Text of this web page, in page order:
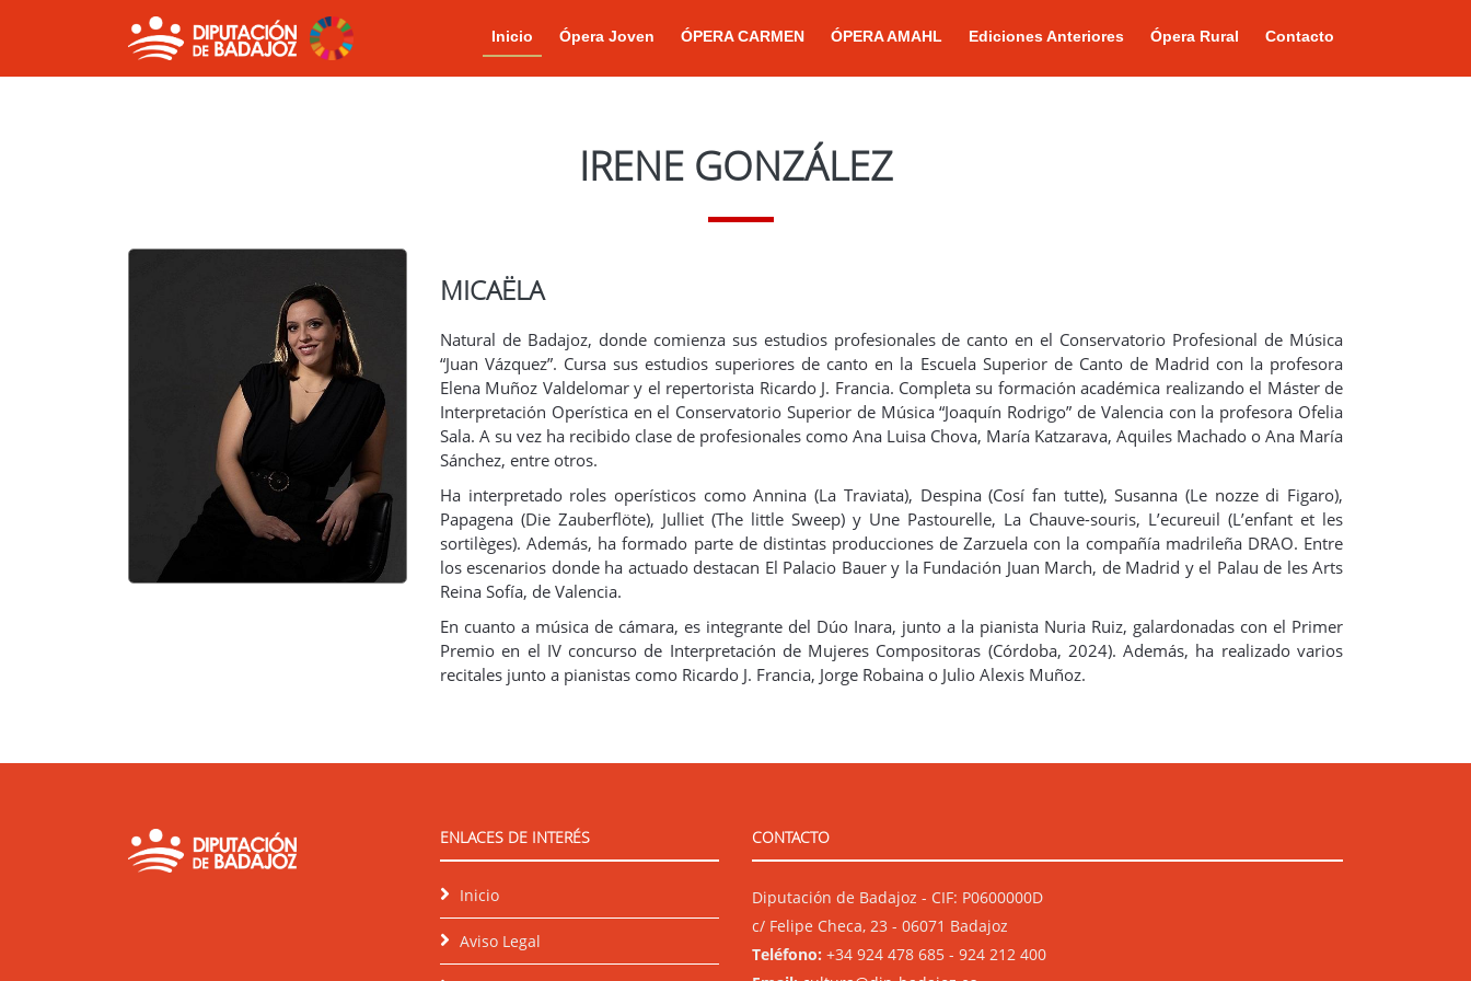
Inicio Ópera Joven ÓPERA CARMEN ÓPERA AMAHL Ediciones Anteriores Ópera Rural Contacto
IRENE GONZÁLEZ
MICAËLA
Natural de Badajoz, donde comienza sus estudios profesionales de canto en el Conservatorio Profesional de Música
“Juan Vázquez”. Cursa sus estudios superiores de canto en la Escuela Superior de Canto de Madrid con la profesora
Elena Muñoz Valdelomar y el repertorista Ricardo J. Francia. Completa su formación académica realizando el Máster de
Interpretación Operística en el Conservatorio Superior de Música “Joaquín Rodrigo” de Valencia con la profesora Ofelia
Sala. A su vez ha recibido clase de profesionales como Ana Luisa Chova, María Katzarava, Aquiles Machado o Ana María
Sánchez, entre otros.
Ha interpretado roles operísticos como Annina (La Traviata), Despina (Cosí fan tutte), Susanna (Le nozze di Figaro),
Papagena (Die Zauberflöte), Julliet (The little Sweep) y Une Pastourelle, La Chauve-souris, L’ecureuil (L’enfant et les
sortilèges). Además, ha formado parte de distintas producciones de Zarzuela con la compañía madrileña DRAO. Entre
los escenarios donde ha actuado destacan El Palacio Bauer y la Fundación Juan March, de Madrid y el Palau de les Arts
Reina Sofía, de Valencia.
En cuanto a música de cámara, es integrante del Dúo Inara, junto a la pianista Nuria Ruiz, galardonadas con el Primer
Premio en el IV concurso de Interpretación de Mujeres Compositoras (Córdoba, 2024). Además, ha realizado varios
recitales junto a pianistas como Ricardo J. Francia, Jorge Robaina o Julio Alexis Muñoz.
ENLACES DE INTERÉS
Inicio
Aviso Legal
CONTACTO
Diputación de Badajoz - CIF: P0600000D
c/ Felipe Checa, 23 - 06071 Badajoz
Teléfono: +34 924 478 685 - 924 212 400